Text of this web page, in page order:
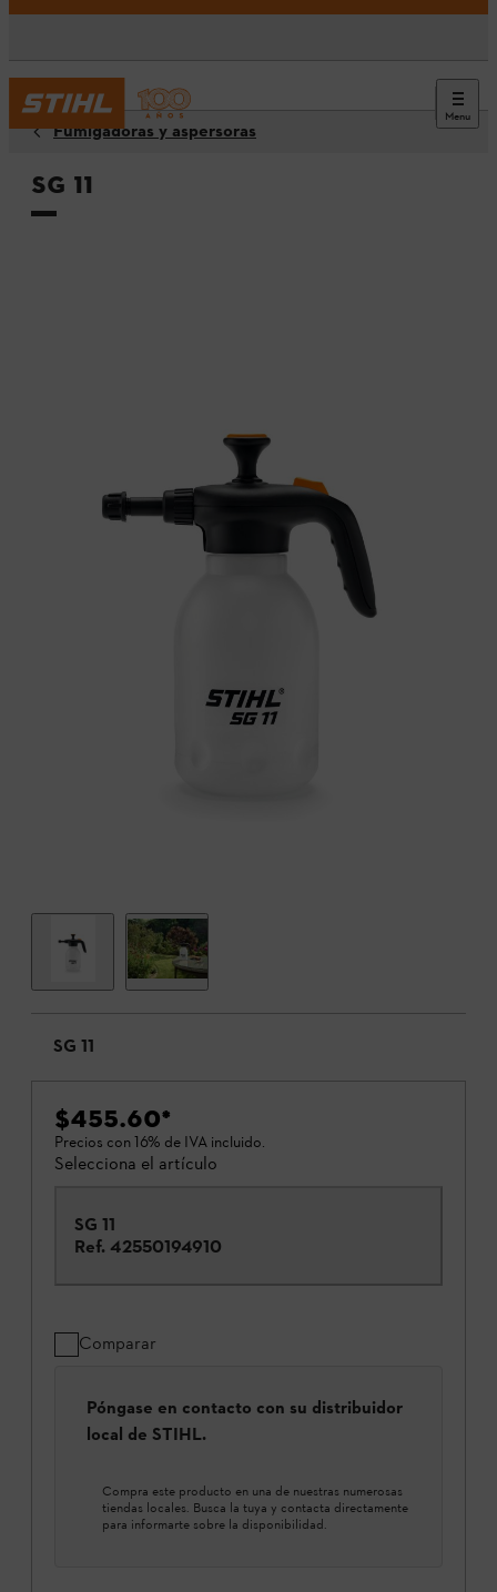
Menu
Fumigadoras y aspersoras
SG 11
SG 11
$455.60*
Precios con 16% de IVA incluido.
Selecciona el artículo
SG 11
Ref. 42550194910
Comparar
Póngase en contacto con su distribuidor
local de STIHL.
Compra este producto en una de nuestras numerosas
tiendas locales. Busca la tuya y contacta directamente
para informarte sobre la disponibilidad.